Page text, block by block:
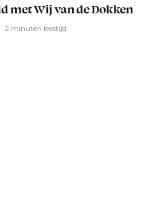
met Wij van de Dokken
2 minuten leestijd